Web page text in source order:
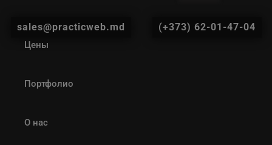
sales@practicweb.md (+373) 62-01-47-04
Цены
Портфолио
О нас